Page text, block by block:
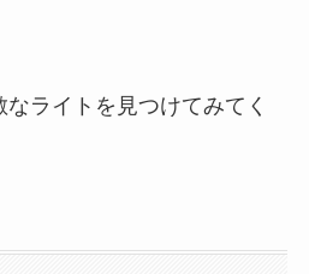
ライトを見つけてみてく